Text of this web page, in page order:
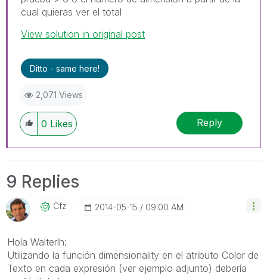
cual quieras ver el total
View solution in original post
Ditto - same here!
2,071 Views
0 Likes Reply
9 Replies
Cfz ‎2014-05-15 09:00 AM
Hola Walterlh:
Utilizando la función dimensionality en el atributo Color de
Texto en cada expresión (ver ejemplo adjunto) debería